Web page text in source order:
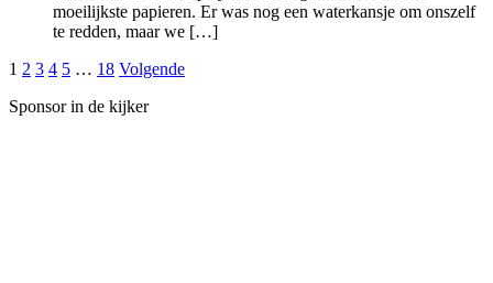
moeilijkste papieren. Er was nog een waterkansje om onszelf
te redden, maar we […]
Berichten
navigatie
1 2 3 4 5 … 18 Volgende
Sponsor in de kijker